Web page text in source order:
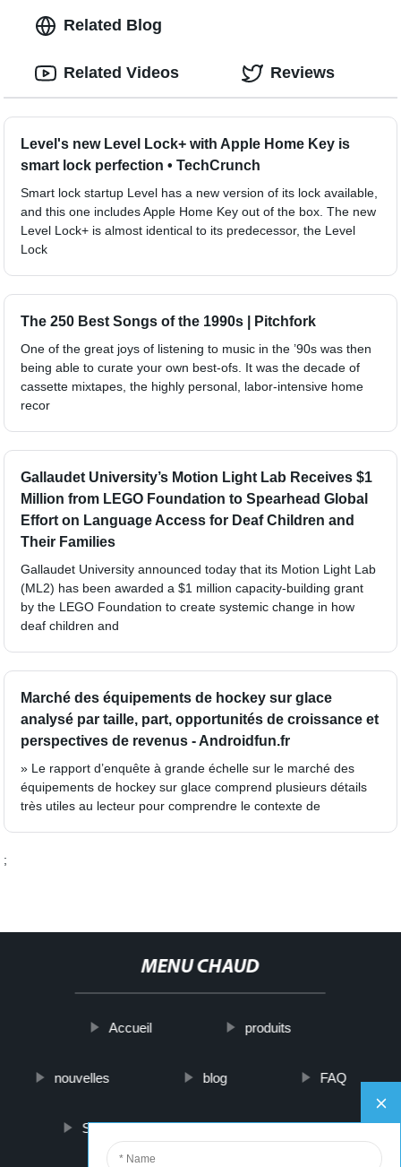
Related Blog
Level's new Level Lock+ with Apple Home Key is
smart lock perfection • TechCrunch
Smart lock startup Level has a new version of its lock available,
and this one includes Apple Home Key out of the box. The new
Level Lock+ is almost identical to its predecessor, the Level
Lock
The 250 Best Songs of the 1990s | Pitchfork
One of the great joys of listening to music in the ’90s was then
being able to curate your own best-ofs. It was the decade of
cassette mixtapes, the highly personal, labor-intensive home
recor
Gallaudet University’s Motion Light Lab Receives $1
Million from LEGO Foundation to Spearhead Global
Effort on Language Access for Deaf Children and
Their Families
Gallaudet University announced today that its Motion Light Lab
(ML2) has been awarded a $1 million capacity-building grant
by the LEGO Foundation to create systemic change in how
deaf children and
Marché des équipements de hockey sur glace
analysé par taille, part, opportunités de croissance et
perspectives de revenus - Androidfun.fr
» Le rapport d’enquête à grande échelle sur le marché des
équipements de hockey sur glace comprend plusieurs détails
très utiles au lecteur pour comprendre le contexte de
;
Related Videos Reviews
MENU CHAUD
Accueil produits
nouvelles blog FAQ
Sur nous contactez-nous